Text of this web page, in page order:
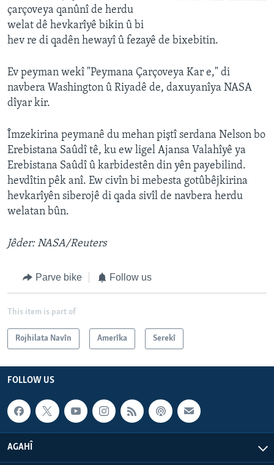
çarçoveya qanûnî de herdu
welat dê hevkarîyê bikin û bi
hev re di qadên hewayî û fezayê de bixebitin.
Ev peyman wekî "Peymana Çarçoveya Kar e," di
navbera Washington û Riyadê de, daxuyanîya NASA
dîyar kir.
Îmzekirina peymanê du mehan piştî serdana Nelson bo
Erebistana Saûdî tê, ku ew ligel Ajansa Valahîyê ya
Erebistana Saûdî û karbidestên din yên payebilind.
hevdîtin pêk anî. Ew civîn bi mebesta gotûbêjkirina
hevkarîyên siberojê di qada sivîl de navbera herdu
welatan bûn.
Jêder: NASA/Reuters
Parve bike Follow us
This item is part of
Rojhilata Navîn Amerîka Serekî
FOLLOW US
AGAHÎ